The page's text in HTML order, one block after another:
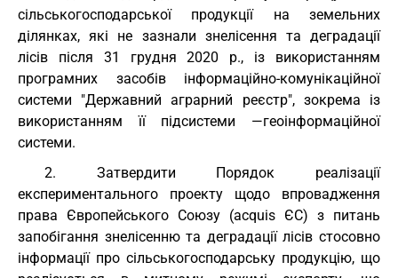
сільськогосподарської продукції на земельних
ділянках, які не зазнали знелісення та деградації
лісів після 31 грудня 2020 р., із використанням
програмних засобів інформаційно-комунікаційної
системи "Державний аграрний реєстр", зокрема із
використанням її підсистеми —геоінформаційної
системи.
2. Затвердити Порядок реалізації
експериментального проекту щодо впровадження
права Європейського Союзу (acquis ЄС) з питань
запобігання знелісенню та деградації лісів стосовно
інформації про сільськогосподарську продукцію, що